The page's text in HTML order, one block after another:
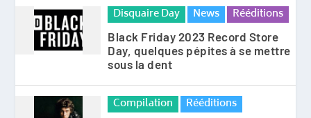
Disquaire Day News Rééditions
Black Friday 2023 Record Store
Day, quelques pépites à se mettre
sous la dent
Compilation Rééditions